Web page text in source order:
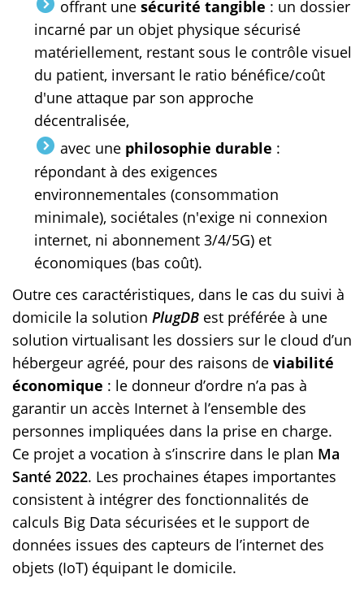
offrant une sécurité tangible : un dossier
incarné par un objet physique sécurisé
matériellement, restant sous le contrôle visuel
du patient, inversant le ratio bénéfice/coût
d'une attaque par son approche
décentralisée,
avec une philosophie durable :
répondant à des exigences
environnementales (consommation
minimale), sociétales (n'exige ni connexion
internet, ni abonnement 3/4/5G) et
économiques (bas coût).
Outre ces caractéristiques, dans le cas du suivi à
domicile la solution PlugDB est préférée à une
solution virtualisant les dossiers sur le cloud d’un
hébergeur agréé, pour des raisons de viabilité
économique : le donneur d’ordre n’a pas à
garantir un accès Internet à l’ensemble des
personnes impliquées dans la prise en charge.
Ce projet a vocation à s’inscrire dans le plan Ma
Santé 2022. Les prochaines étapes importantes
consistent à intégrer des fonctionnalités de
calculs Big Data sécurisées et le support de
données issues des capteurs de l’internet des
objets (IoT) équipant le domicile.